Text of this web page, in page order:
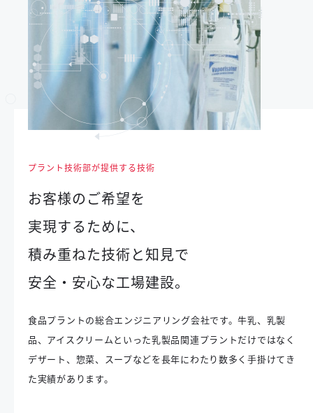
プラント技術部が提供する技術
お客様のご希望を
実現するために、
積み重ねた技術と知見で
安全・安心な工場建設。
食品プラントの総合エンジニアリング会社です。牛乳、乳製
品、アイスクリームといった乳製品関連プラントだけではなく
デザート、惣菜、スープなどを長年にわたり数多く手掛けてき
た実績があります。